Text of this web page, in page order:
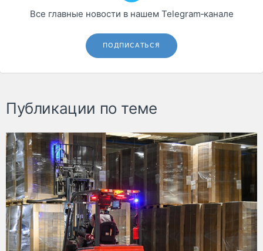
Все главные новости в нашем Telegram‑канале
ПОДПИСАТЬСЯ
Публикации по теме